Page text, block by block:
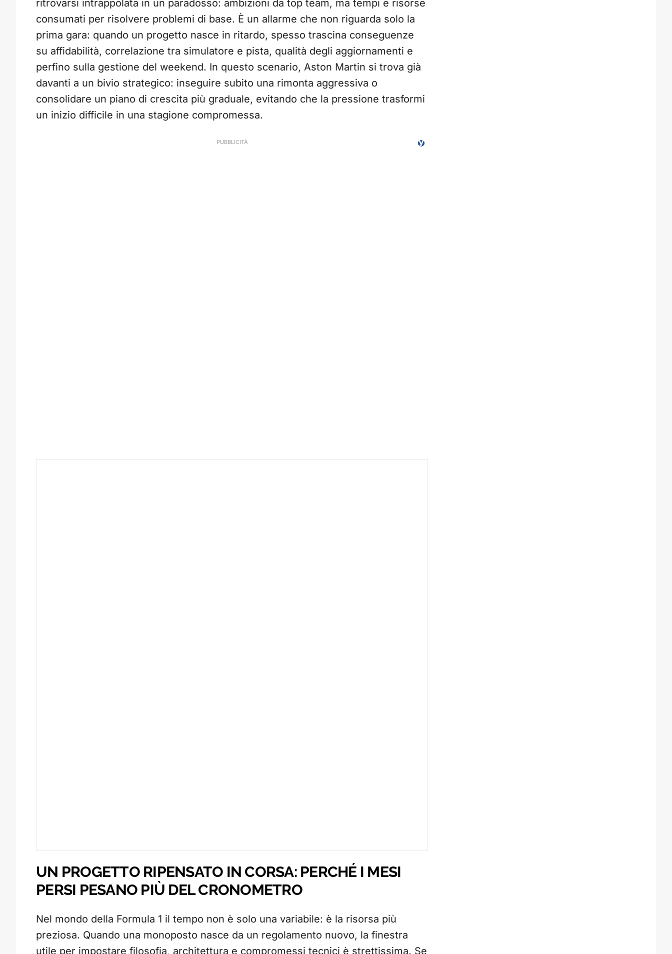
ritrovarsi intrappolata in un paradosso: ambizioni da top team, ma tempi e risorse
consumati per risolvere problemi di base. È un allarme che non riguarda solo la
prima gara: quando un progetto nasce in ritardo, spesso trascina conseguenze
su affidabilità, correlazione tra simulatore e pista, qualità degli aggiornamenti e
perfino sulla gestione del weekend. In questo scenario, Aston Martin si trova già
davanti a un bivio strategico: inseguire subito una rimonta aggressiva o
consolidare un piano di crescita più graduale, evitando che la pressione trasformi
un inizio difficile in una stagione compromessa.
UN PROGETTO RIPENSATO IN CORSA: PERCHÉ I MESI
PERSI PESANO PIÙ DEL CRONOMETRO
Nel mondo della Formula 1 il tempo non è solo una variabile: è la risorsa più
preziosa. Quando una monoposto nasce da un regolamento nuovo, la finestra
utile per impostare filosofia, architettura e compromessi tecnici è strettissima. Se